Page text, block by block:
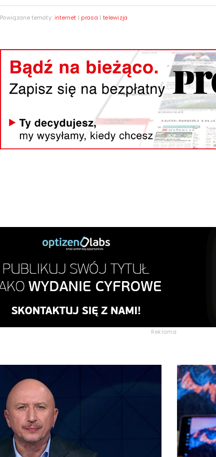
Powiązane tematy: internet | prasa | telewizja
Reklama